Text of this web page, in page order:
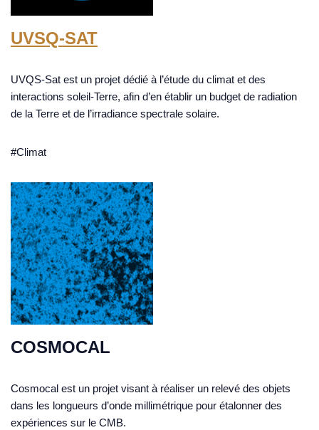
UVSQ-SAT
UVQS-Sat est un projet dédié à l’étude du climat et des
interactions soleil-Terre, afin d’en établir un budget de radiation
de la Terre et de l’irradiance spectrale solaire.
#Climat
COSMOCAL
Cosmocal est un projet visant à réaliser un relevé des objets
dans les longueurs d’onde millimétrique pour étalonner des
expériences sur le CMB.